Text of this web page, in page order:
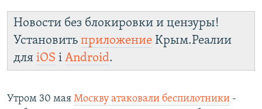
Новости без блокировки и цензуры!
Установить приложение Крым.Реалии
для iOS і Android.
Утром 30 мая Москву атаковали беспилотники -